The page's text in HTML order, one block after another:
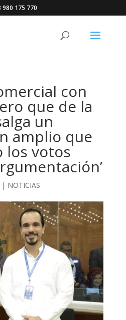
980 175 770
con
que de la
un
amplio que
los votos
| NOTICIAS